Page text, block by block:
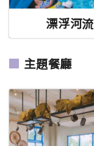
漂浮河流
主題餐廳